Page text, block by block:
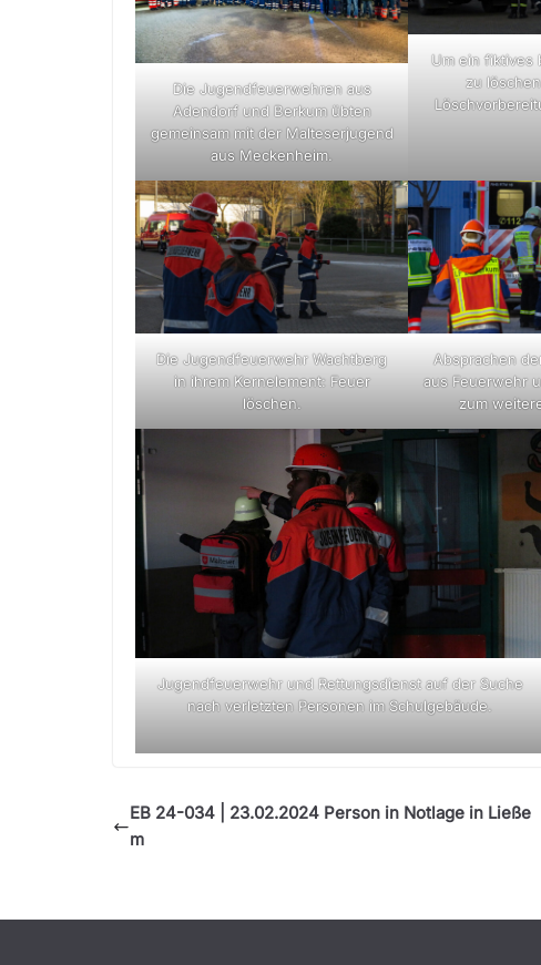
Die Jugendfeuerwehren aus
Adendorf und Berkum übten
gemeinsam mit der Malteserjugend
aus Meckenheim.
Um ein fiktives
zu
Die Jugendfeuerwehr Wachtberg
in ihrem Kernelement: Feuer
löschen.
Absprachen
aus Feuerwehr
zum
Jugendfeuerwehr und Rettungsdienst auf der Suche
nach verletzten Personen im Schulgebäude.
EB 24-034 | 23.02.2024 Person in Notlage in Ließe
m